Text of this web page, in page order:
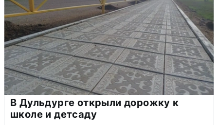
В Дульдурге открыли дорожку к
школе и детсаду